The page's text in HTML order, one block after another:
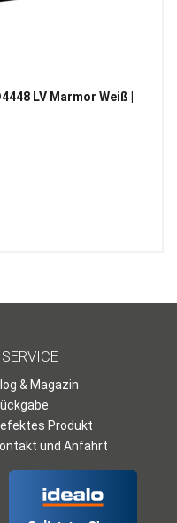
LV Marmor Weiß |
SERVICE
& Magazin
Produkt
und Anfahrt